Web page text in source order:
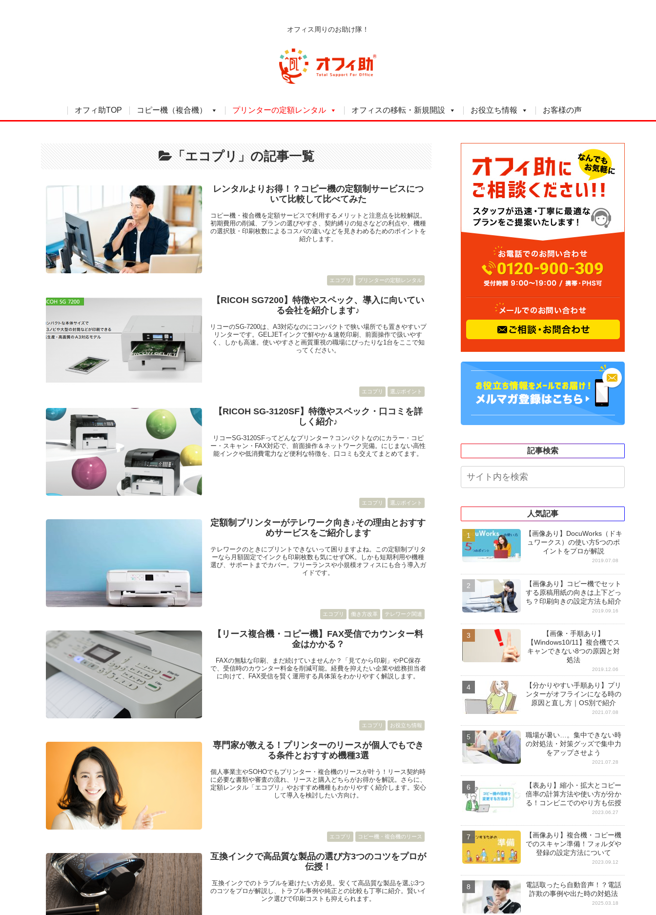
オフィス周りのお助け隊！
オフィ助TOP コピー機（複合機） プリンターの定額レンタル オフィスの移転・新規開設 お役立ち情報 お客様の声
「エコプリ」の記事一覧
レンタルよりお得！？コピー機の定額制サービスにつ
いて比較して比べてみた
コピー機・複合機を定額サービスで利用するメリットと注意点を比較解説。
初期費用の削減、プランの選びやすさ、契約縛りの短さなどの利点や、機種
の選択肢・印刷枚数によるコスパの違いなどを見きわめるためのポイントを
紹介します。
エコプリ プリンターの定額レンタル
【RICOH SG7200】特徴やスペック、導入に向いてい
る会社を紹介します♪
リコーのSG‑7200は、A3対応なのにコンパクトで狭い場所でも置きやすいプ
リンターです。GELJETインクで鮮やか＆速乾印刷、前面操作で扱いやす
く、しかも高速。使いやすさと画質重視の職場にぴったりな1台をここで知
ってください。
エコプリ 選ぶポイント
【RICOH SG-3120SF】特徴やスペック・口コミを詳
しく紹介♪
リコーSG‑3120SFってどんなプリンター？コンパクトなのにカラー・コピ
ー・スキャン・FAX対応で、前面操作＆ネットワーク完備。にじまない高性
能インクや低消費電力など便利な特徴を、口コミも交えてまとめてます。
エコプリ 選ぶポイント
定額制プリンターがテレワーク向き♪その理由とおすす
めサービスをご紹介します
テレワークのときにプリントできないって困りますよね。この定額制プリタ
ーなら月額固定でインクも印刷枚数も気にせずOK。しかも短期利用や機種
選び、サポートまでカバー。フリーランスや小規模オフィスにも合う導入ガ
イドです。
エコプリ 働き方改革 テレワーク関連
【リース複合機・コピー機】FAX受信でカウンター料
金はかかる？
FAXの無駄な印刷、まだ続けていませんか？「見てから印刷」やPC保存
で、受信時のカウンター料金を削減可能。経費を抑えたい企業や総務担当者
に向けて、FAX受信を賢く運用する具体策をわかりやすく解説します。
エコプリ お役立ち情報
専門家が教える！プリンターのリースが個人でもでき
る条件とおすすめ機種3選
個人事業主やSOHOでもプリンター・複合機のリースが叶う！リース契約時
に必要な書類や審査の流れ、リースと購入どちらがお得かを解説。さらに、
定額レンタル「エコプリ」やおすすめ機種もわかりやすく紹介します。安心
して導入を検討したい方向け。
エコプリ コピー機・複合機のリース
互換インクで高品質な製品の選び方3つのコツをプロが
伝授！
互換インクでのトラブルを避けたい方必見。安くて高品質な製品を選ぶ3つ
のコツをプロが解説し、トラブル事例や純正との比較も丁寧に紹介。賢いイ
ンク選びで印刷コストも抑えられます。
記事検索
人気記事
【画像あり】DocuWorks（ドキ
ュワークス）の使い方5つのポ
イントをプロが解説
2019.07.08
【画像あり】コピー機でセット
する原稿用紙の向きは上下どっ
ち？印刷向きの設定方法も紹介
2019.09.16
【画像・手順あり】
【Windows10/11】複合機でス
キャンできない8つの原因と対
処法
2019.12.06
【分かりやすい手順あり】プリ
ンターがオフラインになる時の
原因と直し方｜OS別で紹介
2021.07.08
職場が暑い…。集中できない時
の対処法・対策グッズで集中力
をアップさせよう
2021.07.28
【表あり】縮小・拡大とコピー
倍率の計算方法や使い方が分か
る！コンビニでのやり方も伝授
2023.06.27
【画像あり】複合機・コピー機
でのスキャン準備！フォルダや
登録の設定方法について
2023.09.12
電話取ったら自動音声！？電話
詐欺の事例や出た時の対処法
2025.03.18